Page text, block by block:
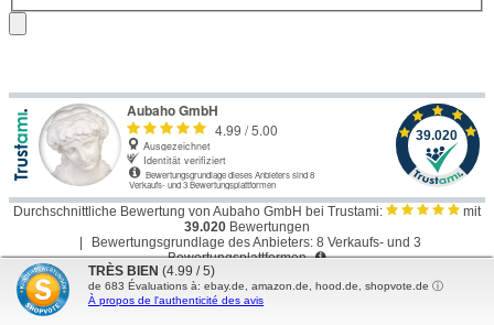
Durchschnittliche Bewertung von Aubaho GmbH bei Trustami:
mit
39.020 Bewertungen
Bewertungsgrundlage des Anbieters: 8 Verkaufs- und 3
Bewertungsplattformen
Assistance téléphonique
TRÈS BIEN (4.99 / 5)
de 683 Évaluations à: ebay.de, amazon.de, hood.de, shopvote.de ⓘ
À propos de l'authenticité des avis